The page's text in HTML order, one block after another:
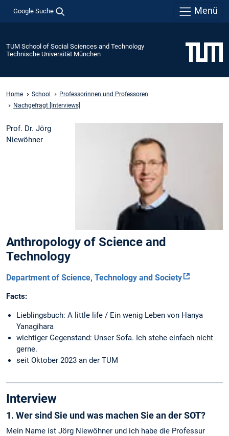
Google Suche Menü
TUM School of Social Sciences and Technology
Technische Universität München
Home School
Professorinnen und Professoren
Nachgefragt [Interviews]
Prof. Dr. Jörg
Niewöhner
Anthropology of Science and
Technology
Department of Science, Technology and Society
Facts:
Lieblingsbuch: A little life / Ein wenig Leben von Hanya
Yanagihara
wichtiger Gegenstand: Unser Sofa. Ich stehe einfach nicht
gerne.
seit Oktober 2023 an der TUM
Interview
1. Wer sind Sie und was machen Sie an der SOT?
Mein Name ist Jörg Niewöhner und ich habe die Professur